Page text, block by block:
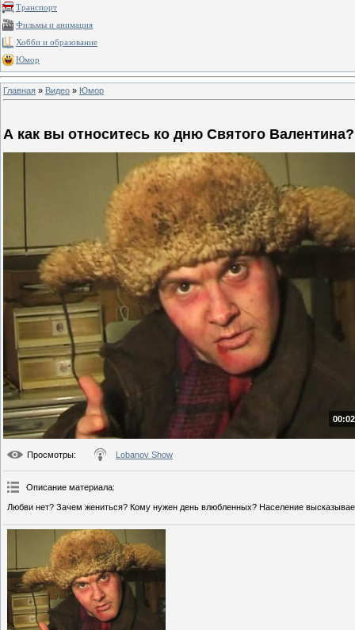
Транспорт
Фильмы и анимация
Хобби и образование
Юмор
Главная » Видео » Юмор
А как вы относитесь ко дню Святого Валентина?
Просмотры: Lobanov Show
Описание материала:
Любви нет? Зачем жениться? Кому нужен день влюбленных? Население